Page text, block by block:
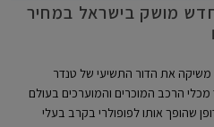
היילקס 2026 החדש מושק בישראל במחיר
משיקה את הדור התשיעי של טנדר
הרכב המוכרים והמוערכים בעולם
שהופך אותו לפופולרי בקרב בעלי